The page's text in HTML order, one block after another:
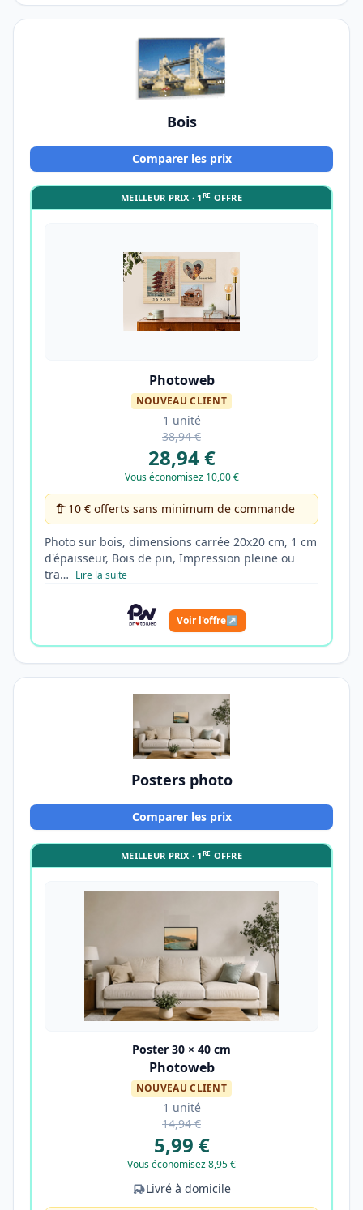
Bois
Comparer les prix
MEILLEUR PRIX · 1RE OFFRE
Photoweb
NOUVEAU CLIENT
1 unité
38,94 €
28,94 €
Vous économisez 10,00 €
10 € offerts sans minimum de commande
Photo sur bois, dimensions carrée 20x20 cm, 1 cm
d'épaisseur, Bois de pin, Impression pleine ou
tra… Lire la suite
Voir l'offre↗
Posters photo
Comparer les prix
MEILLEUR PRIX · 1RE OFFRE
Poster 30 × 40 cm
Photoweb
NOUVEAU CLIENT
1 unité
14,94 €
5,99 €
Vous économisez 8,95 €
Livré à domicile